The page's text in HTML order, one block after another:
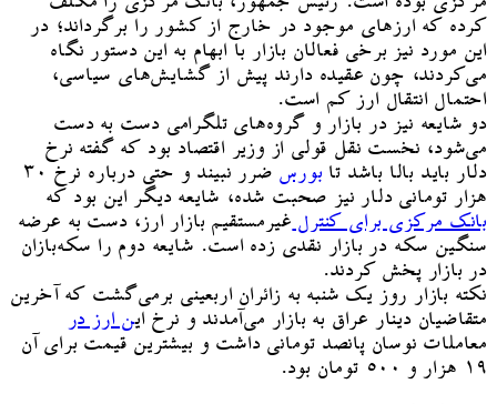
کرده که ارزهای موجود در خارج از کشور را برگرداند؛ در
این مورد نیز برخی فعالان بازار با ابهام به این دستور نگاه
می‌کردند، چون عقیده دارند پیش از گشایش‌های سیاسی،
احتمال انتقال ارز کم است.
دو شایعه نیز در بازار و گروه‌های تلگرامی دست به دست
می‌شود، نخست نقل قولی از وزیر اقتصاد بود که گفته نرخ
دلار باید بالا باشد تا بورس
ضرر نبیند و حتی درباره نرخ ۳۰
هزار تومانی دلار نیز صحبت شده، شایعه دیگر این بود که
بانک مرکزی ‌برای کنترلغیرمستقیم بازار ارز، دست به عرضه
سنگین سکه در بازار نقدی زده است. شایعه دوم را سکه‌بازان
در بازار پخش کردند.
نکته بازار روز یک شنبه به زائران اربعینی برمی‌گشت که آخرین
متقاضیان دینار عراق به بازار می‌آمدند و نرخ این ارز در
معاملات نوسان پانصد تومانی داشت و بیشترین قیمت برای آن
۱۹ هزار و ۵۰۰ تومان بود.